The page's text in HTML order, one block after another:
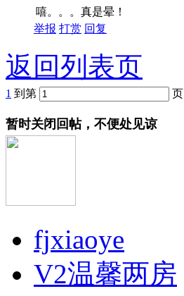
嘻。。。真是晕！
举报 打赏 回复
返回列表页
1 到第 页
暂时关闭回帖，不便处见谅
fjxiaoye
V2温馨两房